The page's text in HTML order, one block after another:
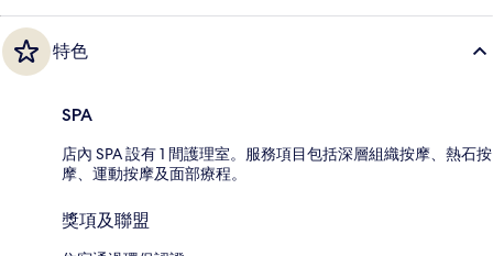
特色
SPA
店內 SPA 設有 1 間護理室。服務項目包括深層組織按摩、熱石按
摩、運動按摩及面部療程。
獎項及聯盟